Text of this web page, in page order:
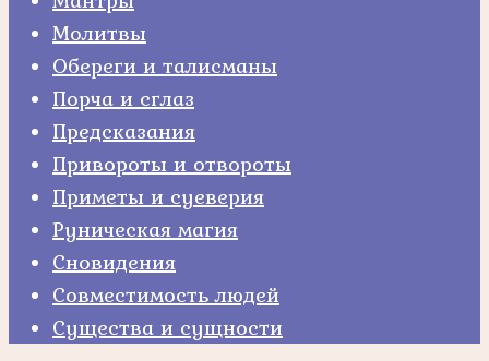
Молитвы
Обереги и талисманы
Порча и сглаз
Предсказания
Привороты и отвороты
Приметы и суеверия
Руническая магия
Сновидения
Совместимость людей
Существа и сущности